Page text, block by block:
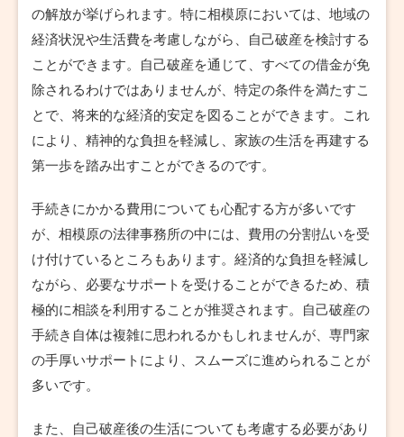
の解放が挙げられます。特に相模原においては、地域の
経済状況や生活費を考慮しながら、自己破産を検討する
ことができます。自己破産を通じて、すべての借金が免
除されるわけではありませんが、特定の条件を満たすこ
とで、将来的な経済的安定を図ることができます。これ
により、精神的な負担を軽減し、家族の生活を再建する
第一歩を踏み出すことができるのです。
手続きにかかる費用についても心配する方が多いです
が、相模原の法律事務所の中には、費用の分割払いを受
け付けているところもあります。経済的な負担を軽減し
ながら、必要なサポートを受けることができるため、積
極的に相談を利用することが推奨されます。自己破産の
手続き自体は複雑に思われるかもしれませんが、専門家
の手厚いサポートにより、スムーズに進められることが
多いです。
また、自己破産後の生活についても考慮する必要があり